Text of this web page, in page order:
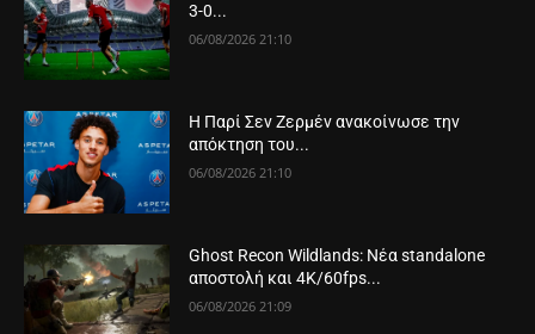
3-0...
06/08/2026 21:10
Η Παρί Σεν Ζερμέν ανακοίνωσε την
απόκτηση του...
06/08/2026 21:10
Ghost Recon Wildlands: Νέα standalone
αποστολή και 4K/60fps...
06/08/2026 21:09